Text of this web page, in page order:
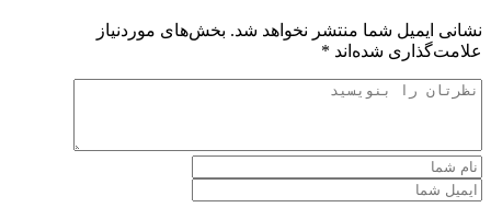
نشانی ایمیل شما منتشر نخواهد شد. بخش‌های موردنیاز
علامت‌گذاری شده‌اند *